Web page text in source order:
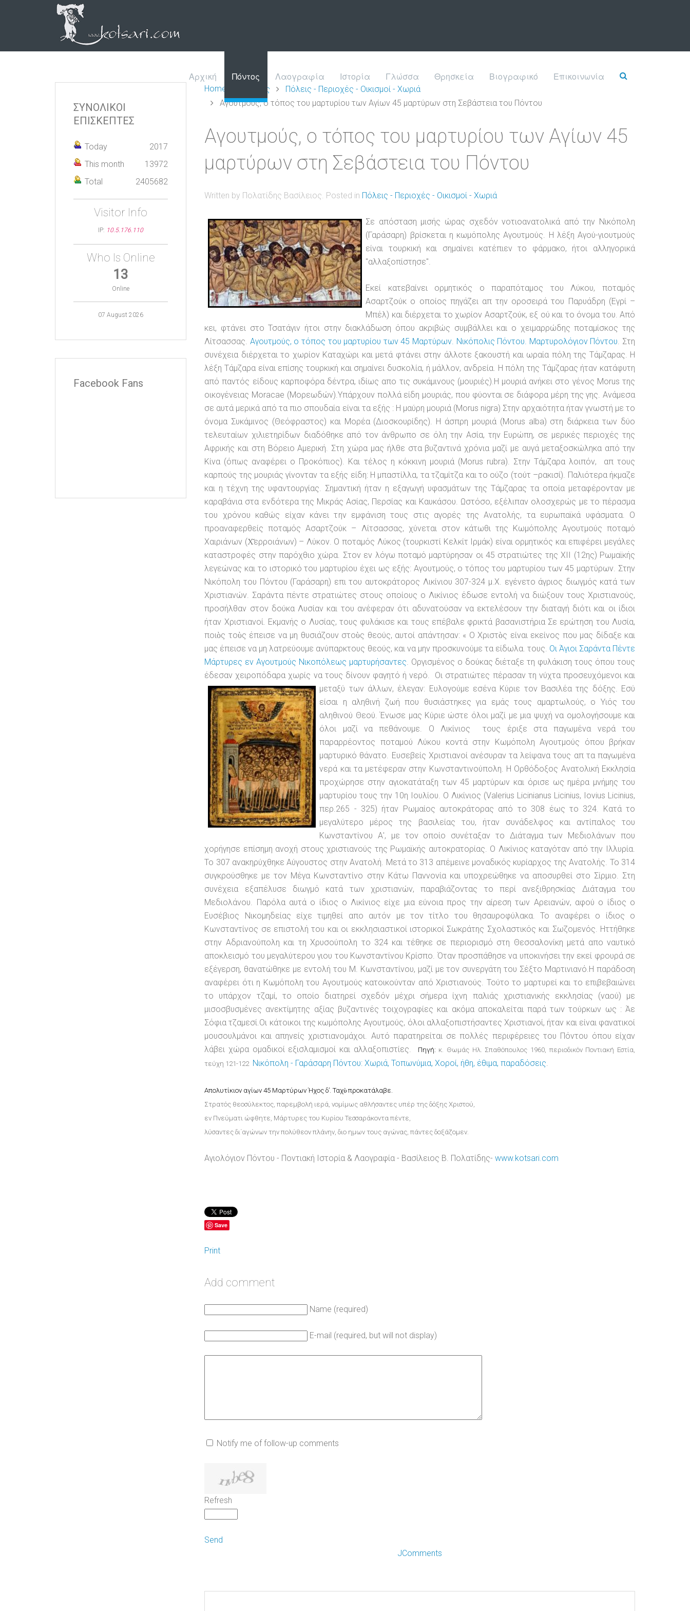
Αρχική Πόντος Λαογραφία Ιστορία Γλώσσα Θρησκεία Βιογραφικό Επικοινωνία
Home Πόντος
Πόλεις - Περιοχές - Οικισμοί - Χωριά
Αγουτμούς, ο τόπος του μαρτυρίου των Αγίων 45 μαρτύρων στη Σεβάστεια του Πόντου
Αγουτμούς, ο τόπος του μαρτυρίου των Αγίων 45
μαρτύρων στη Σεβάστεια του Πόντου
Written by Πολατίδης Βασίλειος. Posted in Πόλεις - Περιοχές - Οικισμοί - Χωριά
Σε απόσταση μισής ώρας σχεδόν νοτιοανατολικά από την Νικόπολη
(Γαράσαρη) βρίσκεται η κωμόπολης Αγουτμούς. Η λέξη Αγού-γιουτμούς
είναι τουρκική και σημαίνει κατέπιεν το φάρμακο, ήτοι αλληγορικά
"αλλαξοπίστησε".
Εκεί κατεβαίνει ορμητικός ο παραπόταμος του Λύκου, ποταμός
Ασαρτζούκ ο οποίος πηγάζει απ την οροσειρά του Παρυάδρη (Εγρί –
Μπέλ) και διέρχεται το χωρίον Ασαρτζούκ, εξ ού και το όνομα του. Από
κει, φτάνει στο Τσατάγιν ήτοι στην διακλάδωση όπου ακριβώς συμβάλλει και ο χειμαρρώδης ποταμίσκος της
Λίτσασσας. Αγουτμούς, ο τόπος του μαρτυρίου των 45 Μαρτύρων. Νικόπολις Πόντου. Μαρτυρολόγιον Πόντου. Στη
συνέχεια διέρχεται το χωρίον Καταχώρι και μετά φτάνει στην άλλοτε ξακουστή και ωραία πόλη της Τάμζαρας. Η
λέξη Τάμζαρα είναι επίσης τουρκική και σημαίνει δυσκολία, ή μάλλον, ανδρεία. Η πόλη της Τάμζαρας ήταν κατάφυτη
από παντός είδους καρποφόρα δέντρα, ιδίως απο τις συκάμινους (μουριές).Η μουριά ανήκει στο γένος Morus της
οικογένειας Moracae (Μορεωδών).Υπάρχουν πολλά είδη μουριάς, που φύονται σε διάφορα μέρη της γης. Ανάμεσα
σε αυτά μερικά από τα πιο σπουδαία είναι τα εξής : Η μαύρη μουριά (Morus nigra) Στην αρχαιότητα ήταν γνωστή με το
όνομα Συκάμινος (Θεόφραστος) και Μορέα (Διοσκουρίδης). Η άσπρη μουριά (Morus alba) στη διάρκεια των δύο
τελευταίων χιλιετηρίδων διαδόθηκε από τον άνθρωπο σε όλη την Ασία, την Ευρώπη, σε μερικές περιοχές της
Αφρικής και στη Βόρειο Αμερική. Στη χώρα μας ήλθε στα βυζαντινά χρόνια μαζί με αυγά μεταξοσκώληκα από την
Κίνα (όπως αναφέρει ο Προκόπιος). Και τέλος η κόκκινη μουριά (Morus rubra). Στην Τάμζαρα λοιπόν, απ τους
καρπούς της μουριάς γίνονταν τα εξής είδη: Η μπαστίλλα, τα τζαμίτζα και το ούζο (τούτ –ρακισί). Παλιότερα ήκμαζε
και η τέχνη της υφαντουργίας. Σημαντική ήταν η εξαγωγή υφασμάτων της Τάμζαρας τα οποία μεταφέρονταν με
καραβάνια στα ενδότερα της Μικράς Ασίας, Περσίας και Καυκάσου. Ωστόσο, εξέλιπαν ολοσχερώς με το πέρασμα
του χρόνου καθώς είχαν κάνει την εμφάνιση τους στις αγορές της Ανατολής, τα ευρωπαϊκά υφάσματα. Ο
προαναφερθείς ποταμός Ασαρτζούκ – Λίτσασσας, χύνεται στον κάτωθι της Κωμόπολης Αγουτμούς ποταμό
Χαιριάνων (Χ̆ερροιάνων) – Λύκον. Ο ποταμός Λύκος (τουρκιστί Κελκίτ Ιρμάκ) είναι ορμητικός και επιφέρει μεγάλες
καταστροφές στην παρόχθιο χώρα. Στον εν λόγω ποταμό μαρτύρησαν οι 45 στρατιώτες της ΧΙΙ (12ης) Ρωμαϊκής
λεγεώνας και το ιστορικό του μαρτυρίου έχει ως εξής: Αγουτμούς, ο τόπος του μαρτυρίου των 45 μαρτύρων. Στην
Νικόπολη του Πόντου (Γαράσαρη) επι του αυτοκράτορος Λικίνιου 307-324 μ.Χ. εγένετο άγριος διωγμός κατά των
Χριστιανών. Σαράντα πέντε στρατιώτες στους οποίους ο Λικίνιος έδωσε εντολή να διώξουν τους Χριστιανούς,
προσήλθαν στον δούκα Λυσίαν και του ανέφεραν ότι αδυνατούσαν να εκτελέσουν την διαταγή διότι και οι ίδιοι
ήταν Χριστιανοί. Εκμανής ο Λυσίας, τους φυλάκισε και τους επέβαλε φρικτά βασανιστήρια Σε ερώτηση του Λυσία,
ποιὸς τοὺς έπεισε να μη θυσιάζουν στοὺς θεούς, αυτοί απάντησαν: « Ο Χριστὸς είναι εκείνος που μας δίδαξε και
μας έπεισε να μη λατρεύουμε ανύπαρκτους θεούς, και να μην προσκυνούμε τα είδωλα. τους. Οι Άγιοι Σαράντα Πέντε
Μάρτυρες εν Αγουτμούς Νικοπόλεως μαρτυρήσαντες. Οργισμένος ο δούκας διέταξε τη φυλάκιση τους όπου τους
έδεσαν χειροπόδαρα χωρίς να τους δίνουν φαγητό ή νερό. Οι στρατιώτες πέρασαν τη νύχτα προσευχόμενοι και
μεταξύ των άλλων, έλεγαν: Ευλογούμε εσένα Κύριε τον Βασιλέα της δόξης. Εσύ
είσαι η αληθινή ζωή που θυσιάστηκες για εμάς τους αμαρτωλούς, ο Υιός του
αληθινού Θεού. Ένωσε μας Κύριε ώστε όλοι μαζί με μια ψυχή να ομολογήσουμε και
όλοι μαζί να πεθάνουμε. Ο Λικίνιος τους έριξε στα παγωμένα νερά του
παραρρέοντος ποταμού Λύκου κοντά στην Κωμόπολη Αγουτμούς όπου βρήκαν
μαρτυρικό θάνατο. Ευσεβείς Χριστιανοί ανέσυραν τα λείψανα τους απ τα παγωμένα
νερά και τα μετέφεραν στην Κωνσταντινούπολη. Η Ορθόδοξος Ανατολική Εκκλησία
προχώρησε στην αγιοκατάταξη των 45 μαρτύρων και όρισε ως ημέρα μνήμης του
μαρτυρίου τους την 10η Ιουλίου. Ο Λικίνιος (Valerius Licinianus Licinius, Iovius Licinius,
περ.265 - 325) ήταν Ρωμαίος αυτοκράτορας από το 308 έως το 324. Κατά το
μεγαλύτερο μέρος της βασιλείας του, ήταν συνάδελφος και αντίπαλος του
Κωνσταντίνου Α', με τον οποίο συνέταξαν το Διάταγμα των Μεδιολάνων που
χορήγησε επίσημη ανοχή στους χριστιανούς της Ρωμαϊκής αυτοκρατορίας. Ο Λικίνιος καταγόταν από την Ιλλυρία.
Το 307 ανακηρύχθηκε Αύγουστος στην Ανατολή. Μετά το 313 απέμεινε μοναδικός κυρίαρχος της Ανατολής. Το 314
συγκρούσθηκε με τον Μέγα Κωνσταντίνο στην Κάτω Παννονία και υποχρεώθηκε να αποσυρθεί στο Σίρμιο. Στη
συνέχεια εξαπέλυσε διωγμό κατά των χριστιανών, παραβιάζοντας το περί ανεξιθρησκίας Διάταγμα του
Μεδιολάνου. Παρόλα αυτά ο ίδιος ο Λικίνιος είχε μια εύνοια προς την αίρεση των Αρειανών, αφού ο ίδιος ο
Ευσέβιος Νικομηδείας είχε τιμηθεί απο αυτόν με τον τίτλο του θησαυροφύλακα. Το αναφέρει ο ίδιος ο
Κωνσταντίνος σε επιστολή του και οι εκκλησιαστικοί ιστορικοί Σωκράτης Σχολαστικός και Σωζομενός. Ηττήθηκε
στην Αδριανούπολη και τη Χρυσούπολη το 324 και τέθηκε σε περιορισμό στη Θεσσαλονίκη μετά απο ναυτικό
αποκλεισμό του μεγαλύτερου γιου του Κωνσταντίνου Κρίσπο. Όταν προσπάθησε να υποκινήσει την εκεί φρουρά σε
εξέγερση, θανατώθηκε με εντολή του Μ. Κωνσταντίνου, μαζί με τον συνεργάτη του Σέξτο Μαρτινιανό.Η παράδοση
αναφέρει ότι η Κωμόπολη του Αγουτμούς κατοικούνταν από Χριστιανούς. Τούτο το μαρτυρεί και το επιβεβαιώνει
το υπάρχον τζαμί, το οποίο διατηρεί σχεδόν μέχρι σήμερα ίχνη παλιάς χριστιανικής εκκλησίας (ναού) με
μισοσβυσμένες ανεκτίμητης αξίας βυζαντινές τοιχογραφίες και ακόμα αποκαλείται παρά των τούρκων ως : Άε
Σόφια τζαμεσί.Οι κάτοικοι της κωμόπολης Αγουτμούς, όλοι αλλαξοπιστήσαντες Χριστιανοί, ήταν και είναι φανατικοί
μουσουλμάνοι και απηνείς χριστιανομάχοι. Αυτό παρατηρείται σε πολλές περιφέρειες του Πόντου όπου είχαν
λάβει χώρα ομαδικοί εξισλαμισμοί και αλλαξοπιστίες.
Πηγή: κ. Θωμάς Ηλ. Σπαθόπουλος 1960, περιοδικόν Ποντιακή Εστία,
τεύχη 121-122 Νικόπολη - Γαράσαρη Πόντου: Χωριά, Τοπωνύμια, Χοροί, ήθη, έθιμα, παραδόσεις.
Απολυτίκιον αγίων 45 Μαρτύρων Ήχος δ’. Ταχὺ προκατάλαβε.
Στρατός θεοσύλεκτος, παρεμβολή ιερά, νομίμως αθλήσαντες υπέρ της δόξης Χριστού,
εν Πνεύματι ώφθητε, Μάρτυρες του Κυρίου Τεσσαράκοντα πέντε,
λύσαντες δι΄αγώνων την πολύθεον πλάνην, διο ημων τους αγώνας, πάντες δοξάζομεν.
Αγιολόγιον Πόντου - Ποντιακή Ιστορία & Λαογραφία - Βασίλειος Β. Πολατίδης-www.kotsari.com
Save
Print
Add comment
Name (required)
E-mail (required, but will not display)
Notify me of follow-up comments
Refresh
Send
JComments
ΣΥΝΟΛΙΚΟΙ
ΕΠΙΣΚΕΠΤΕΣ
Today
2017
This month
13972
Total
2405682
Visitor Info
IP: 10.5.176.110
Who Is Online
13
Online
07 August 2026
Facebook Fans